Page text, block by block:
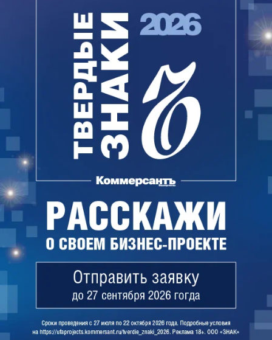
«Буматика» обеспечит загрузку строящихся
мощностей на ПОЛИЭФе сырьем, собранным
в Пермском крае и соседних регионах. В планах
оператора на 2021 год довести этот объем
Сергей Чудинов, директор ООО «Буматика»:
«В июне 2021 года мы планируем запустить
дополнительное производство по переработке
полиэтилентерефталата (ПЭТ), что позволит
создать более 30 рабочих мест и принесет более
39 миллионов рублей в год в виде налоговых
отчислений в бюджеты разных уровней. Также
в рамках амбициозной задачи, которую поставил
губернатор Пермского Края Дмитрий Махонин —
перейти на раздельный сбор отходов в регионе
повсеместно — мы в партнерстве с СИБУРом
собираемся и дальше развивать это направление,
создавая недостающую инфраструктуру